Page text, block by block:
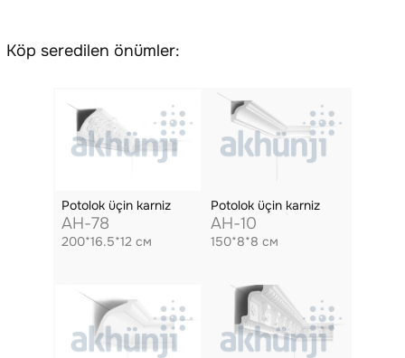
Köp seredilen önümler:
Potolok üçin karniz
AH-78
200*16.5*12 см
Potolok üçin karniz
AH-10
150*8*8 см